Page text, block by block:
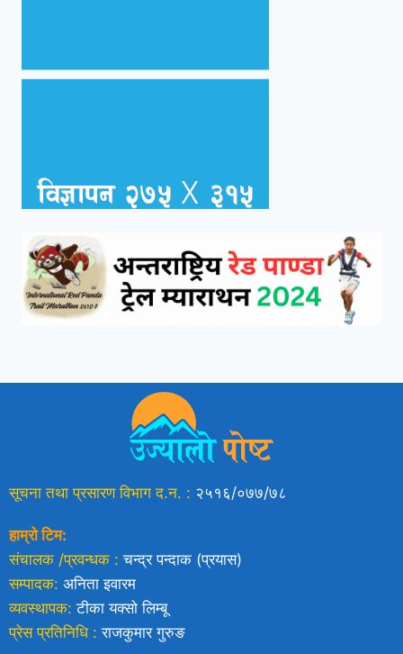
सूचना तथा प्रसारण विभाग द.न. : २५१६/०७७/७८
हाम्रो टिम:
संचालक /प्रवन्धक : चन्द्र पन्दाक (प्रयास)
सम्पादक: अनिता इवारम
व्यवस्थापक: टीका यक्साे लिम्बू
प्रेस प्रतिनिधि : राजकुमार गुरुङ